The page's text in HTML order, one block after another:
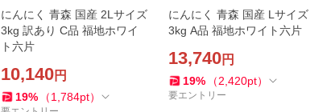
にんにく 青森 国産 2Lサイズ
3kg 訳あり C品 福地ホワイ
ト六片
10,140円
19% （1,784pt）
にんにく 青森 国産 Lサイズ
3kg A品 福地ホワイト六片
13,740円
19% （2,420pt）
要エントリー